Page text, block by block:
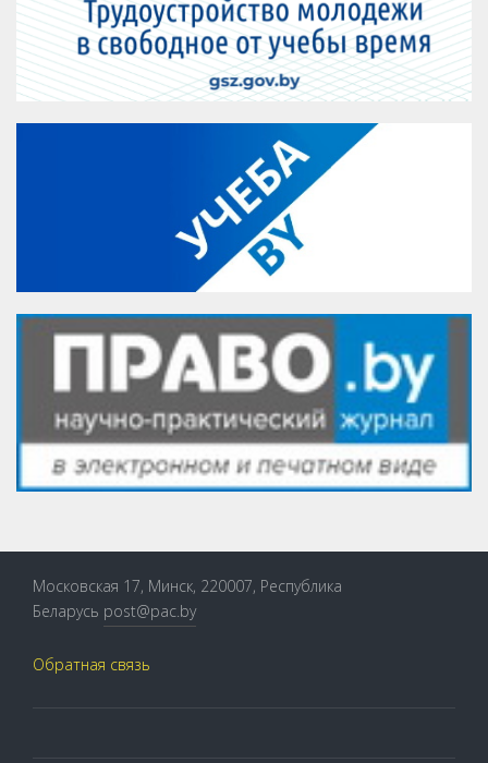
Московская 17, Минск, 220007, Республика
Беларусь post@pac.by
Обратная связь